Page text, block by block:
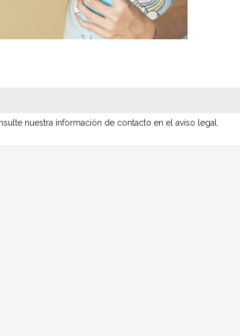
nuestra información de contacto en el aviso legal.